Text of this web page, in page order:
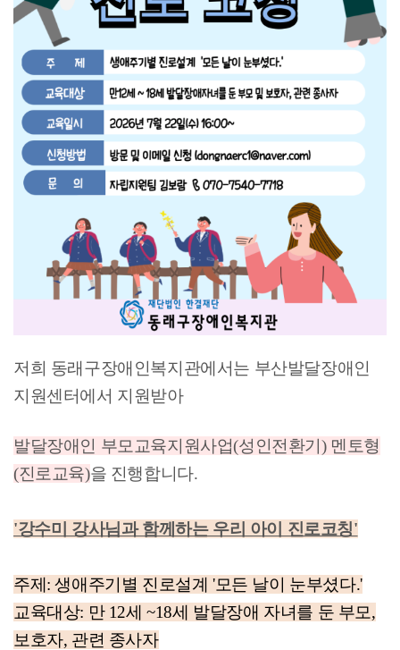
저희 동래구장애인복지관에서는 부산발달장애인
지원센터에서 지원받아
발달장애인 부모교육지원사업(성인전환기) 멘토형
(진로교육)을 진행합니다.
'강수미 강사님과 함께하는 우리 아이 진로코칭'
주제: 생애주기별 진로설계 '모든 날이 눈부셨다.'
교육대상: 만 12세 ~18세 발달장애 자녀를 둔 부모,
보호자, 관련 종사자